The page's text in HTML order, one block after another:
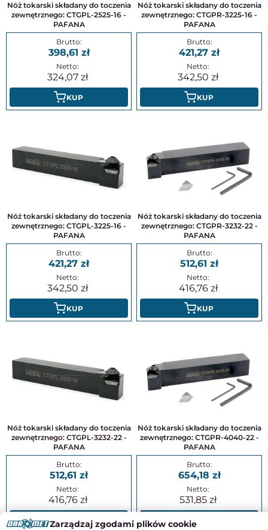
Nóż tokarski składany do toczenia
zewnętrznego: CTGPL-2525-16 -
PAFANA
398,61
324,07
KUP
Nóż tokarski składany do toczenia
zewnętrznego: CTGPR-3225-16 -
PAFANA
421,27
342,50
KUP
Nóż tokarski składany do toczenia
zewnętrznego: CTGPL-3225-16 -
PAFANA
421,27
342,50
KUP
Nóż tokarski składany do toczenia
zewnętrznego: CTGPR-3232-22 -
PAFANA
512,61
416,76
KUP
Nóż tokarski składany do toczenia
zewnętrznego: CTGPL-3232-22 -
PAFANA
512,61
416,76
KUP
Nóż tokarski składany do toczenia
zewnętrznego: CTGPR-4040-22 -
PAFANA
654,18
531,85
Zarządzaj zgodami plików cookie